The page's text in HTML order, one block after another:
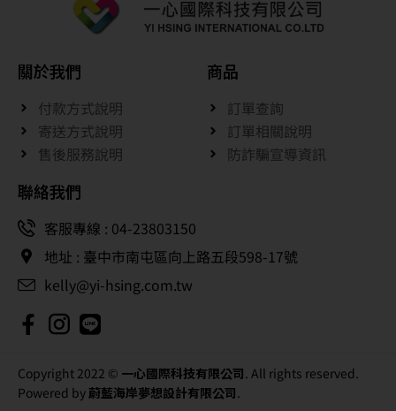
關於我們
付款方式說明
寄送方式說明
售後服務說明
商品
訂單查詢
訂單相關說明
防詐騙宣導資訊
聯絡我們
客服專線 : 04-23803150
地址 : 臺中市南屯區向上路五段598-17號
kelly@yi-hsing.com.tw
Copyright 2022 © 一心國際科技有限公司. All rights reserved.
Powered by蔚藍海岸夢想設計有限公司.